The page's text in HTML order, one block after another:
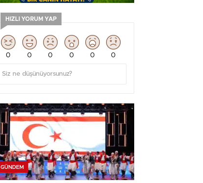
HIZLI YORUM YAP
0 0 0 0 0 0
GÜNDEM